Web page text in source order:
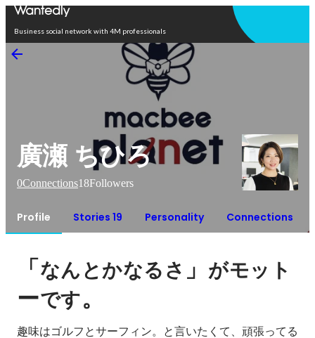
Business social network with 4M professionals
廣瀬 ちひろ
0Connections18Followers
Profile Stories 19 Personality Connections
「なんとかなるさ 」がモット
ーです。
趣味はゴルフとサーフィン。と言いたくて、頑張ってる